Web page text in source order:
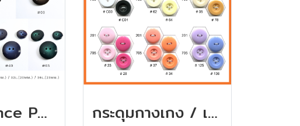
Interference Pearl Buttons - European Collection กระดุมมุกเหลือบสไตล์ยุโรป กระดุมกางเกง / เสื้อโค้ท หลากสี ขนาด 18มิล ( 2รู และ 4รู) 100 เม็ด